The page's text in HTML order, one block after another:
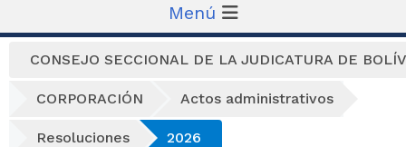
Menú
CONSEJO SECCIONAL DE LA JUDICATURA DE
CORPORACIÓN Actos administrativos
Resoluciones 2026